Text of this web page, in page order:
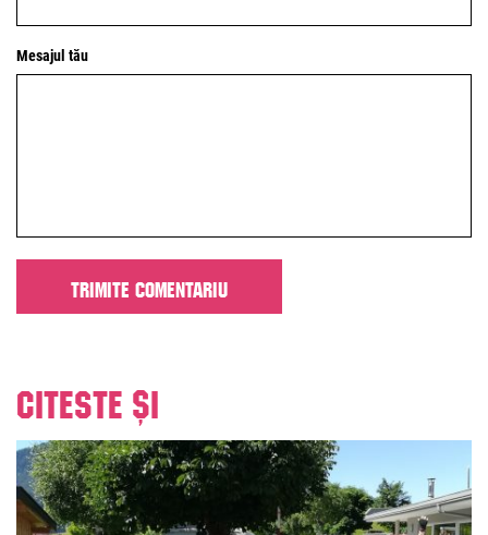
Mesajul tău
Citeste și